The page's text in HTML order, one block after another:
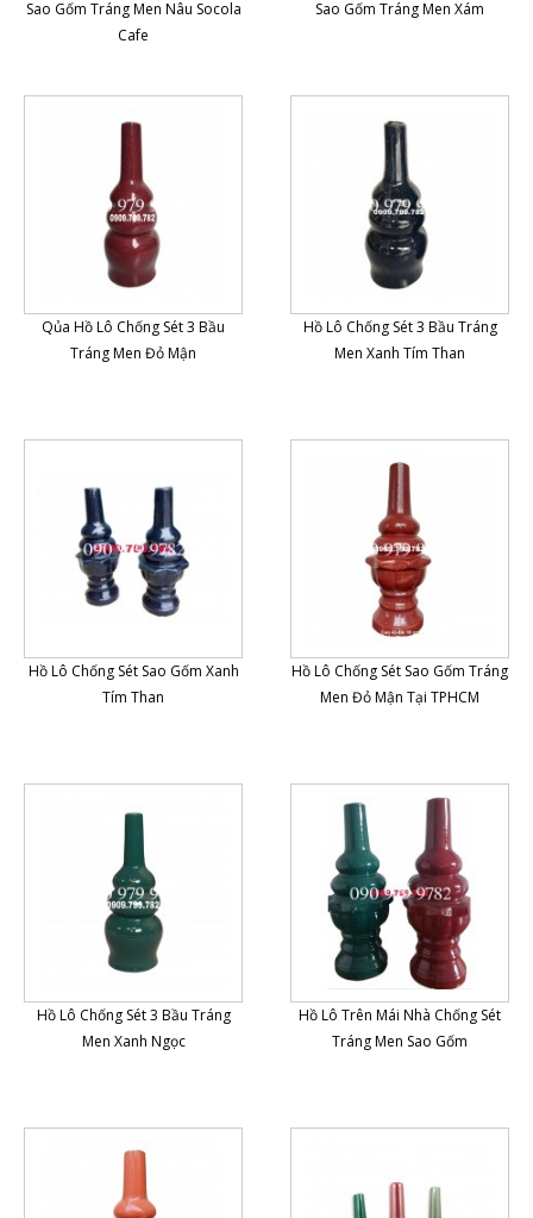
Sao Gốm Tráng Men Nâu Socola
Cafe
Sao Gốm Tráng Men Xám
Qủa Hồ Lô Chống Sét 3 Bầu
Tráng Men Đỏ Mận
Hồ Lô Chống Sét 3 Bầu Tráng
Men Xanh Tím Than
Hồ Lô Chống Sét Sao Gốm Xanh
Tím Than
Hồ Lô Chống Sét Sao Gốm Tráng
Men Đỏ Mận Tại TPHCM
Hồ Lô Chống Sét 3 Bầu Tráng
Men Xanh Ngọc
Hồ Lô Trên Mái Nhà Chống Sét
Tráng Men Sao Gốm